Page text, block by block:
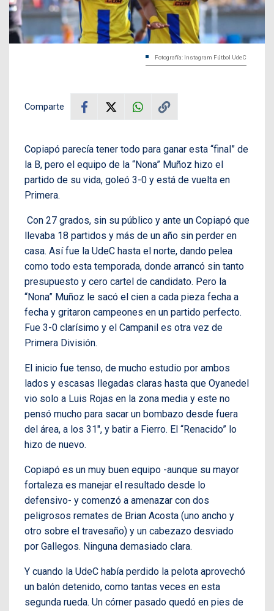
Fotografía: Instagram Fútbol UdeC
Comparte
Copiapó parecía tener todo para ganar esta “final” de
la B, pero el equipo de la “Nona” Muñoz hizo el
partido de su vida, goleó 3-0 y está de vuelta en
Primera.
Con 27 grados, sin su público y ante un Copiapó que
llevaba 18 partidos y más de un año sin perder en
casa. Así fue la UdeC hasta el norte, dando pelea
como todo esta temporada, donde arrancó sin tanto
presupuesto y cero cartel de candidato. Pero la
“Nona” Muñoz le sacó el cien a cada pieza fecha a
fecha y gritaron campeones en un partido perfecto.
Fue 3-0 clarísimo y el Campanil es otra vez de
Primera División.
El inicio fue tenso, de mucho estudio por ambos
lados y escasas llegadas claras hasta que Oyanedel
vio solo a Luis Rojas en la zona media y este no
pensó mucho para sacar un bombazo desde fuera
del área, a los 31″, y batir a Fierro. El “Renacido” lo
hizo de nuevo.
Copiapó es un muy buen equipo -aunque su mayor
fortaleza es manejar el resultado desde lo
defensivo- y comenzó a amenazar con dos
peligrosos remates de Brian Acosta (uno ancho y
otro sobre el travesaño) y un cabezazo desviado
por Gallegos. Ninguna demasiado clara.
Y cuando la UdeC había perdido la pelota aprovechó
un balón detenido, como tantas veces en esta
segunda rueda. Un córner pasado quedó en pies de